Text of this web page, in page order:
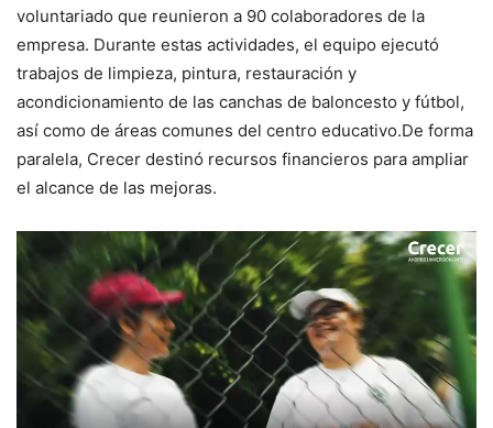
voluntariado que reunieron a 90 colaboradores de la
empresa. Durante estas actividades, el equipo ejecutó
trabajos de limpieza, pintura, restauración y
acondicionamiento de las canchas de baloncesto y fútbol,
así como de áreas comunes del centro educativo.De forma
paralela, Crecer destinó recursos financieros para ampliar
el alcance de las mejoras.